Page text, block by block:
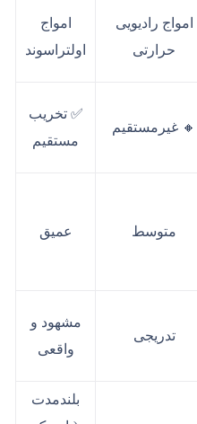
امواج رادیویی
حرارتی
امواج
اولتراسوند
🔸 غیرمستقیم
✅ تخریب
مستقیم
متوسط عمیق
تدریجی
مشهود و
واقعی
بلندمدت